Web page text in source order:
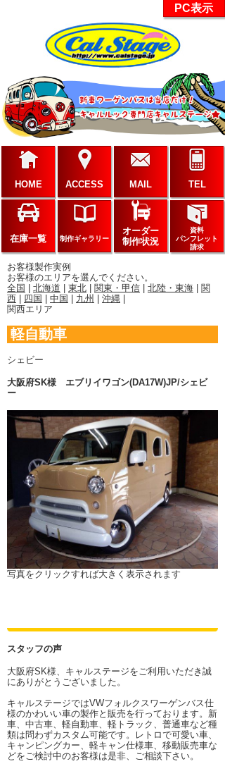
PC表示
HOME ACCESS MAIL TEL
在庫一覧 制作ギャラリー
オーダー
制作状況
資料
パンフレット
請求
お客様製作実例
お客様のエリアを選んでください。
全国 | 北海道 | 東北 | 関東・甲信 | 北陸・東海 | 関
西 | 四国 | 中国 | 九州 | 沖縄 |
関西エリア
軽自動車
シェビー
大阪府SK様 エブリイワゴン(DA17W)JP/シェビ
ー
写真をクリックすれば大きく表示されます
スタッフの声
大阪府SK様、キャルステージをご利用いただき誠
にありがとうございました。
キャルステージではVWフォルクスワーゲンバス仕
様のかわいい車の製作と販売を行っております。新
車、中古車、軽自動車、軽トラック、普通車など種
類は問わずカスタム可能です。レトロで可愛い車、
キャンピングカー、軽キャン仕様車、移動販売車な
どをご検討中のお客様は是非、ご相談下さい。